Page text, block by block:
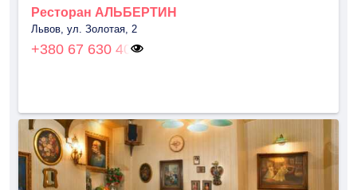
Ресторан АЛЬБЕРТИН
Львов, ул. Золотая, 2
+380 67 630 40